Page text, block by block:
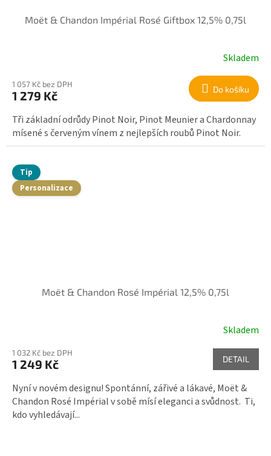
Moët & Chandon Impérial Rosé Giftbox 12,5% 0,75l
Skladem
1 057 Kč bez DPH
1 279 Kč Do košíku
Tři základní odrůdy Pinot Noir, Pinot Meunier a Chardonnay
mísené s červeným vínem z nejlepších roubů Pinot Noir.
Tip
Personalizace
Moët & Chandon Rosé Impérial 12,5% 0,75l
Skladem
1 032 Kč bez DPH
1 249 Kč DETAIL
Nyní v novém designu! Spontánní, zářivé a lákavé, Moët &
Chandon Rosé Impérial v sobě mísí eleganci a svůdnost. Ti,
kdo vyhledávají...